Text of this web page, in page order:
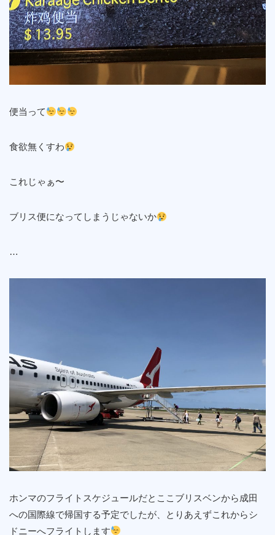
便当って
食欲無くすわ
これじゃぁ〜
ブリス便になってしまうじゃないか
…
ホンマのフライトスケジュールだとここブリスベンから成田
への国際線で帰国する予定でしたが、とりあえずこれからシ
ドニーへフライトします